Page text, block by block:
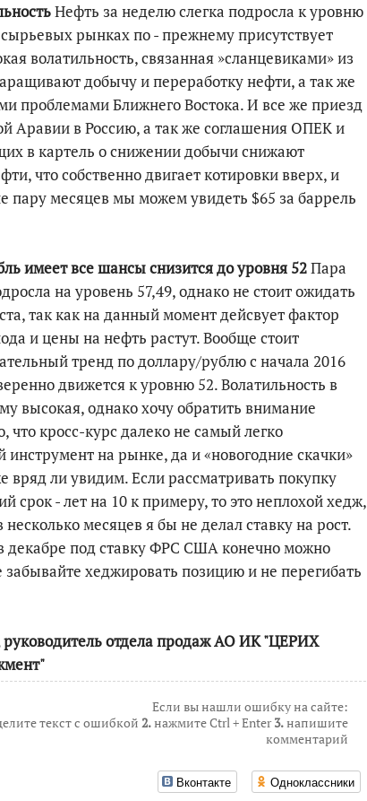
Нефть за неделю слегка подросла к уровню
сырьевых рынках по - прежнему присутствует
волатильность, связанная »сланцевиками» из
добычу и переработку нефти, а так же
проблемами Ближнего Востока. И все же приезд
Аравии в Россию, а так же соглашения ОПЕК и
в картель о снижении добычи снижают
что собственно двигает котировки вверх, и
пару месяцев мы можем увидеть $65 за баррель
имеет все шансы снизится до уровня 52Пара
на уровень 57,49, однако не стоит ожидать
так как на данный момент дейсвует фактор
и цены на нефть растут. Вообще стоит
тренд по доллару/рублю с начала 2016
движется к уровню 52. Волатильность в
высокая, однако хочу обратить внимание
что кросс-курс далеко не самый легко
на рынке, да и «новогодние скачки»
вряд ли увидим. Если рассматривать покупку
срок - лет на 10 к примеру, то это неплохой хедж,
месяцев я бы не делал ставку на рост.
декабре под ставку ФРС США конечно можно
забывайте хеджировать позицию и не перегибать
руководитель отдела продаж АО ИК "ЦЕРИХ
Если вы нашли ошибку на сайте:
текст с ошибкой 2.нажмите Ctrl + Enter3.напишите
комментарий
Вконтакте Одноклассники